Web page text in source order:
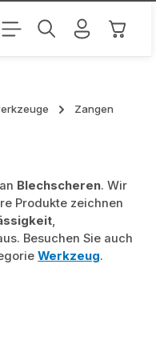
Zangen
Blechscheren. Wir
Produkte zeichnen
,
Besuchen Sie auch
Werkzeug.